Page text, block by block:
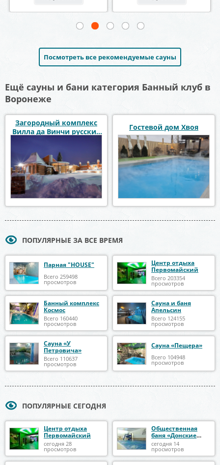
Посмотреть все рекомендуемые сауны
Ещё сауны и бани категория Банный клуб в
Воронеже
Загородный комплекс
Вилла да Винчи русские
Гостевой дом Хвоя
ПОПУЛЯРНЫЕ ЗА ВСЕ ВРЕМЯ
Парная "HOUSE"
Всего 259498
просмотров
Центр отдыха
Первомайский
Всего 203354
просмотров
Банный комплекс
Космос
Всего 160440
просмотров
Сауна и баня
Апельсин
Всего 124155
просмотров
Сауна «У
Петровича»
Всего 110637
просмотров
Сауна «Пещера»
Всего 104948
просмотров
ПОПУЛЯРНЫЕ СЕГОДНЯ
Центр отдыха
Первомайский
сегодня 28
просмотров
Общественная
баня «Донские
бани»
сегодня 14
просмотров